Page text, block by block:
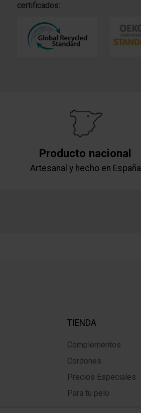
certificados:
Producto nacional
Artesanal y hecho en España
TIENDA
Complementos
Cordones
Precios Especiales
Para tu pelo